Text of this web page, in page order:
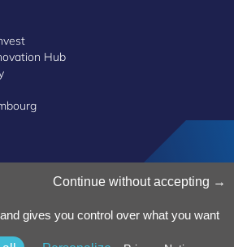
Hub
Continue without accepting
gives you control over what you want